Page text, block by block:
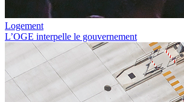
Logement
L’OGE interpelle le gouvernement